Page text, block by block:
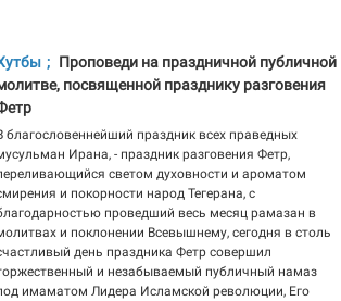
Проповеди на праздничной публичной
посвященной празднику разговения
благословеннейший праздник всех праведных
Ирана, - праздник разговения Фетр,
светом духовности и ароматом
и покорности народ Тегерана, с
проведший весь месяц рамазан в
и поклонении Всевышнему, сегодня в столь
день праздника Фетр совершил
и незабываемый публичный намаз
имаматом Лидера Исламской революции, Его